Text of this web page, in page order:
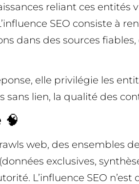
reliant ces
SEO consiste à
dans des sources
elle privilégie les
sans lien, la qualité des
web, des ensembles
exclusives,
L’influence SEO